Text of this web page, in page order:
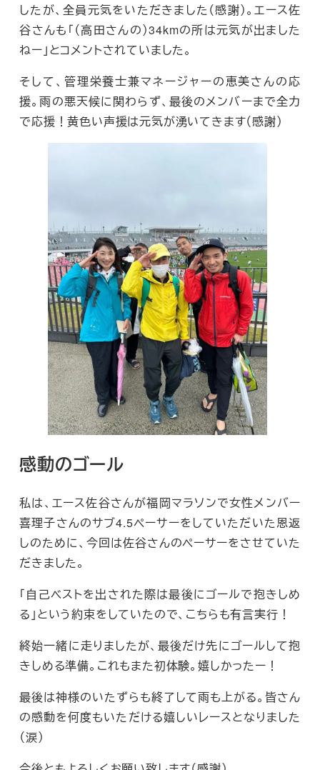
したが、全員元気をいただきました（感謝）。エース佐
谷さんも「（高田さんの）34kmの所は元気が出ました
ねー」とコメントされていました。
そして、管理栄養士兼マネージャーの恵美さんの応
援。雨の悪天候に関わらず、最後のメンバーまで全力
で応援！黄色い声援は元気が湧いてきます（感謝）
感動のゴール
私は、エース佐谷さんが福岡マラソンで女性メンバー
喜理子さんのサブ4.5ペーサーをしていただいた恩返
しのために、今回は佐谷さんのペーサーをさせていた
だきました。
「自己ベストを出された際は最後にゴールで抱きしめ
る」という約束をしていたので、こちらも有言実行！
終始一緒に走りましたが、最後だけ先にゴールして抱
きしめる準備。これもまた初体験。嬉しかったー！
最後は神様のいたずらも終了して雨も上がる。皆さん
の感動を何度もいただける嬉しいレースとなりました
（涙）